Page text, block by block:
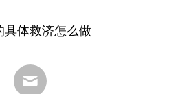
具体救济怎么做